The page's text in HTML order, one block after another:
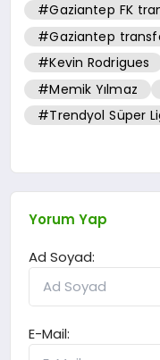
#Gaziantep FK
#Gaziantep
#Kevin Rodrigues
#Memik Yılmaz
#Trendyol Süper
Yorum Yap
Ad Soyad:
E-Mail: